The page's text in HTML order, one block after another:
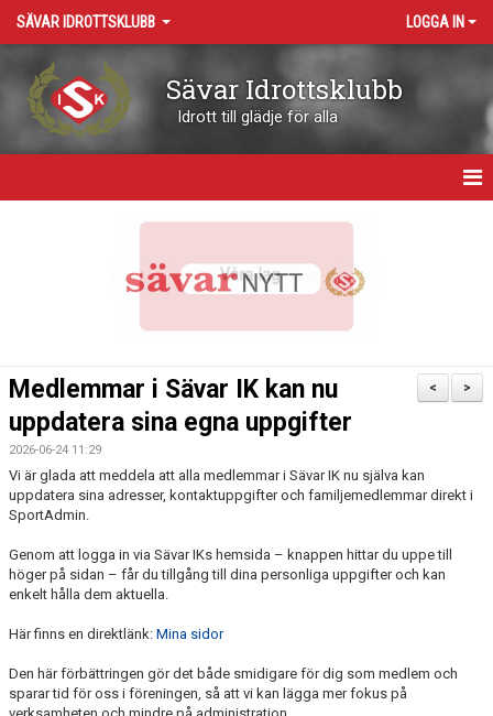
SÄVAR IDROTTSKLUBB LOGGA IN
Sävar Idrottsklubb
Idrott till glädje för alla
KALENDER
DOKUMENT
SPONSRING & FÖRSÄLJNING
>
<
Medlemmar i Sävar IK kan nu
uppdatera sina egna uppgifter
2026-06-24 11:29
Vi är glada att meddela att alla medlemmar i Sävar IK nu själva kan
uppdatera sina adresser, kontaktuppgifter och familjemedlemmar direkt i
SportAdmin.
Genom att logga in via Sävar IKs hemsida – knappen hittar du uppe till
höger på sidan – får du tillgång till dina personliga uppgifter och kan
enkelt hålla dem aktuella.
Här finns en direktlänk: Mina sidor
Den här förbättringen gör det både smidigare för dig som medlem och
sparar tid för oss i föreningen, så att vi kan lägga mer fokus på